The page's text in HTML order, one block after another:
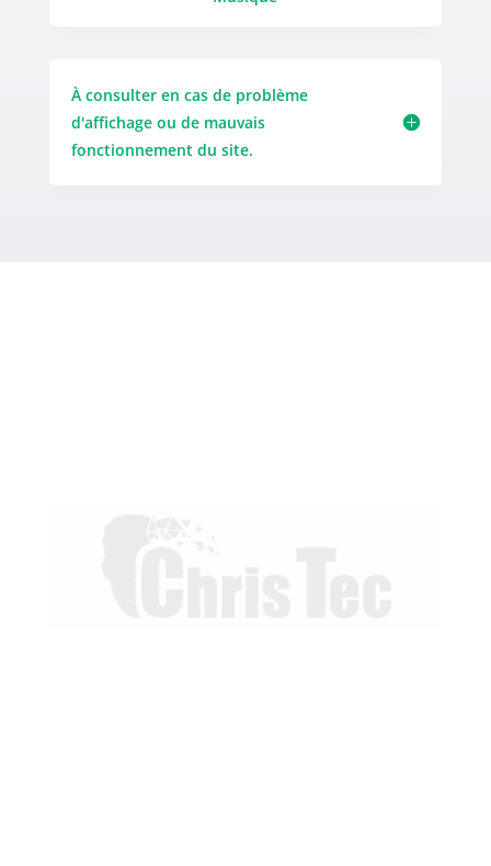
À consulter en cas de problème
d'affichage ou de mauvais
fonctionnement du site.